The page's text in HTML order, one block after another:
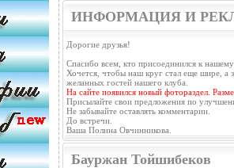
ИНФОРМАЦИЯ И
Дорогие друзья!
Спасибо всем, кто присоединился к
Хочется, чтобы наш круг стал еще шире, а
желанных гостей нашего клуба.
На сайте появился новый фотораздел.
Присылайте свои предложения по
Не забывайте оставлять комментарии.
До встречи.
Ваша Полина Овчинникова.
Бауржан Тойшибеков